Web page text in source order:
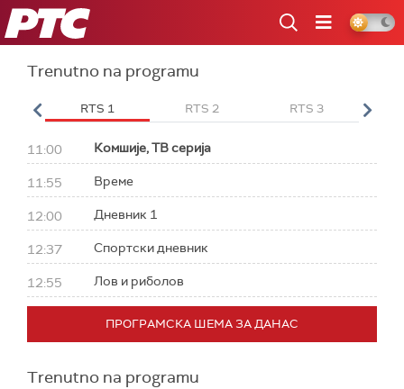
RTS
Trenutno na programu
RTS 1 RTS 2 RTS 3
11:00 Комшије, ТВ серија
11:55 Време
12:00 Дневник 1
12:37 Спортски дневник
12:55 Лов и риболов
ПРОГРАМСКА ШЕМА ЗА ДАНАС
Trenutno na programu